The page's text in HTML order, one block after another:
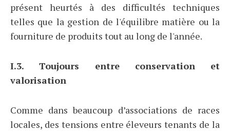
présent heurtés à des difficultés techniques
telles que la gestion de l'équilibre matière ou la
fourniture de produits tout au long de l'année.
I.3. Toujours entre conservation et
valorisation
Comme dans beaucoup d’associations de races
locales, des tensions entre éleveurs tenants de la